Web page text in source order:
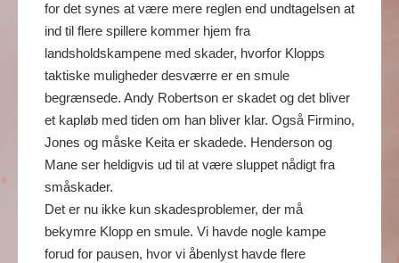
for det synes at være mere reglen end undtagelsen at
ind til flere spillere kommer hjem fra
landsholdskampene med skader, hvorfor Klopps
taktiske muligheder desværre er en smule
begrænsede. Andy Robertson er skadet og det bliver
et kapløb med tiden om han bliver klar. Også Firmino,
Jones og måske Keita er skadede. Henderson og
Mane ser heldigvis ud til at være sluppet nådigt fra
småskader.
Det er nu ikke kun skadesproblemer, der må
bekymre Klopp en smule. Vi havde nogle kampe
forud for pausen, hvor vi åbenlyst havde flere